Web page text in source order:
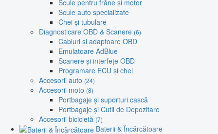
Scule pentru frâne și motor
Scule auto specializate
Chei și tubulare
Diagnosticare OBD & Scanere (6)
Cabluri și adaptoare OBD
Emulatoare AdBlue
Scanere și interfețe OBD
Programare ECU și chei
Accesorii auto (24)
Accesorii moto (8)
Portbagaje și suporturi cască
Portbagaje și Cutii de Depozitare
Accesorii bicicletă (7)
Baterii & Încărcătoare